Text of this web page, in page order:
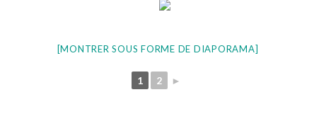
[MONTRER SOUS FORME DE DIAPORAMA]
1 2 ►